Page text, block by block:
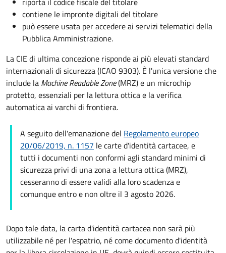
contiene le impronte digitali del titolare
può essere usata per accedere ai servizi telematici della
Pubblica Amministrazione.
La CIE di ultima concezione risponde ai più elevati standard
internazionali di sicurezza (ICAO 9303). È l'unica versione che
include la Machine Readable Zone(MRZ) e un microchip
protetto, essenziali per la lettura ottica e la verifica
automatica ai varchi di frontiera.
A seguito dell'emanazione del Regolamento europeo
20/06/2019, n. 1157 le carte d'identità cartacee, e
tutti i documenti non conformi agli standard minimi di
sicurezza privi di una zona a lettura ottica (MRZ),
cesseranno di essere validi alla loro scadenza e
comunque entro e non oltre il 3 agosto 2026.
Dopo tale data, la carta d'identità cartacea non sarà più
utilizzabile né per l'espatrio, né come documento d'identità